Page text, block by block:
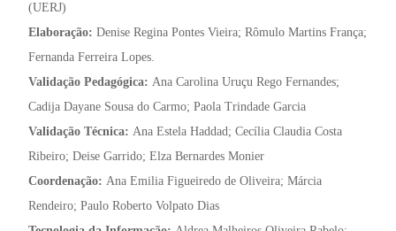
(UERJ)
Elaboração: Denise Regina Pontes Vieira; Rômulo Martins França;
Fernanda Ferreira Lopes.
Validação Pedagógica: Ana Carolina Uruçu Rego Fernandes;
Cadija Dayane Sousa do Carmo; Paola Trindade Garcia
Validação Técnica: Ana Estela Haddad; Cecília Claudia Costa
Ribeiro; Deise Garrido; Elza Bernardes Monier
Coordenação: Ana Emilia Figueiredo de Oliveira; Márcia
Rendeiro; Paulo Roberto Volpato Dias